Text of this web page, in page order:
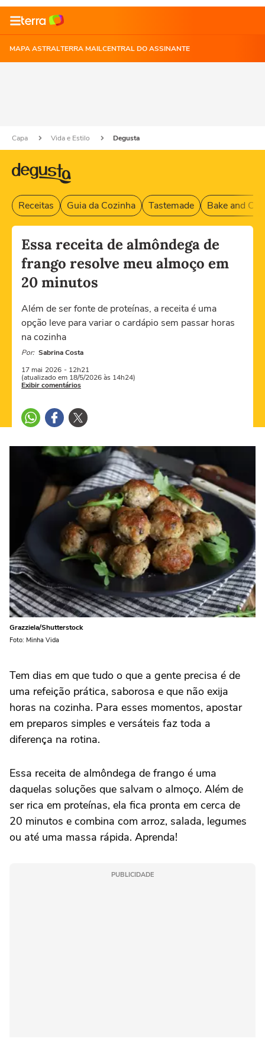
MAPA ASTRALTERRA MAILCENTRAL DO ASSINANTE
Capa Vida e Estilo Degusta
Receitas Guia da Cozinha Tastemade Bake and
Essa receita de almôndega de
frango resolve meu almoço em
20 minutos
Além de ser fonte de proteínas, a receita é uma
opção leve para variar o cardápio sem passar horas
na cozinha
Por: Sabrina Costa
17 mai 2026 - 12h21
(atualizado em 18/5/2026 às 14h24)
Exibir comentários
Grazziela/Shutterstock
Foto: Minha Vida
Tem dias em que tudo o que a gente precisa é de
uma refeição prática, saborosa e que não exija
horas na cozinha. Para esses momentos, apostar
em preparos simples e versáteis faz toda a
diferença na rotina.
Essa receita de almôndega de frango é uma
daquelas soluções que salvam o almoço. Além de
ser rica em proteínas, ela fica pronta em cerca de
20 minutos e combina com arroz, salada, legumes
ou até uma massa rápida. Aprenda!
PUBLICIDADE